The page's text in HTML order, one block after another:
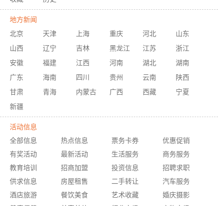
地方新闻
北京 天津 上海 重庆 河北
山东
山西
辽宁 吉林 黑龙江 江苏
浙江
安徽
福建 江西 河南 湖北
湖南
广东
海南 四川 贵州 云南
陕西
甘肃
青海 内蒙古 广西 西藏
宁夏
新疆
活动信息
全部信息 热点信息 票务卡券
优惠促销
有奖活动
最新活动 生活服务
商务服务
教育培训
招商加盟 投资信息
招聘求职
供求信息
房屋租售 二手转让
汽车服务
酒店旅游
餐饮美食 艺术收藏
婚庆摄影